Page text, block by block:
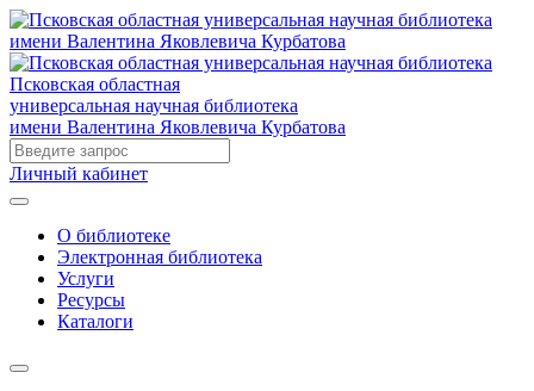
Псковская областная
универсальная научная библиотека
имени Валентина Яковлевича Курбатова
Личный кабинет
О библиотеке
Электронная библиотека
Услуги
Ресурсы
Каталоги